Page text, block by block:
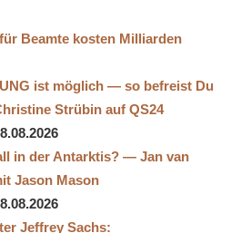
Beamte kosten Milliarden
ist möglich — so befreist Du
Strübin auf QS24
in der Antarktis? — Jan van
Jason Mason
Jeffrey Sachs: